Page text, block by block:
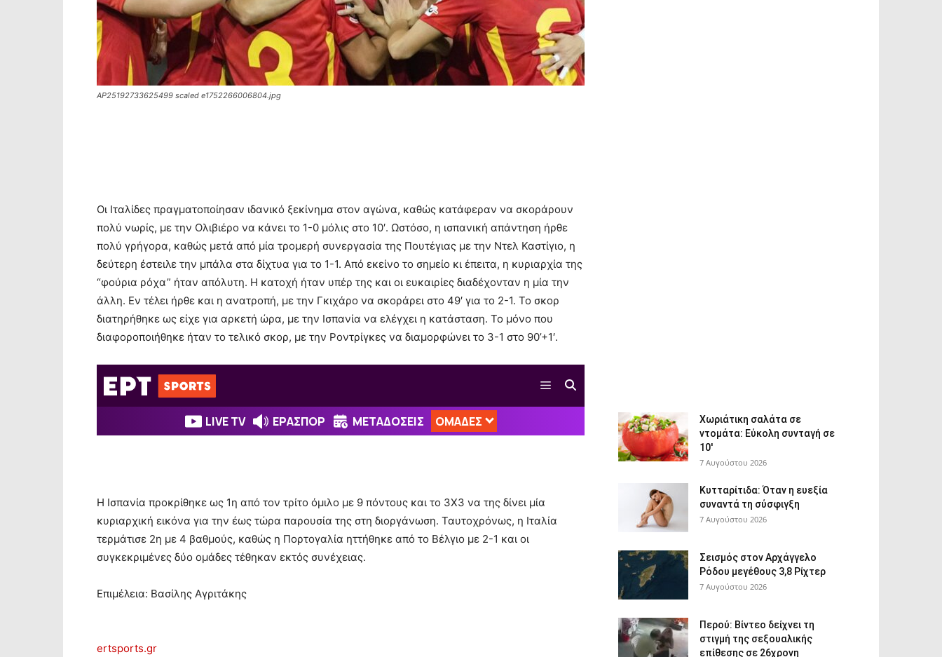
AP25192733625499 scaled e1752266006804.jpg
Οι Ιταλίδες πραγματοποίησαν ιδανικό ξεκίνημα στον αγώνα, καθώς κατάφεραν να σκοράρουν
πολύ νωρίς, με την Ολιβιέρο να κάνει το 1-0 μόλις στο 10′. Ωστόσο, η ισπανική απάντηση ήρθε
πολύ γρήγορα, καθώς μετά από μία τρομερή συνεργασία της Πουτέγιας με την Ντελ Καστίγιο, η
δεύτερη έστειλε την μπάλα στα δίχτυα για το 1-1. Από εκείνο το σημείο κι έπειτα, η κυριαρχία της
“φούρια ρόχα” ήταν απόλυτη. Η κατοχή ήταν υπέρ της και οι ευκαιρίες διαδέχονταν η μία την
άλλη. Εν τέλει ήρθε και η ανατροπή, με την Γκιχάρο να σκοράρει στο 49′ για το 2-1. Το σκορ
διατηρήθηκε ως είχε για αρκετή ώρα, με την Ισπανία να ελέγχει η κατάσταση. Το μόνο που
διαφοροποιήθηκε ήταν το τελικό σκορ, με την Ροντρίγκες να διαμορφώνει το 3-1 στο 90’+1′.
Η Ισπανία προκρίθηκε ως 1η από τον τρίτο όμιλο με 9 πόντους και το 3Χ3 να της δίνει μία
κυριαρχική εικόνα για την έως τώρα παρουσία της στη διοργάνωση. Ταυτοχρόνως, η Ιταλία
τερμάτισε 2η με 4 βαθμούς, καθώς η Πορτογαλία ηττήθηκε από το Βέλγιο με 2-1 και οι
συγκεκριμένες δύο ομάδες τέθηκαν εκτός συνέχειας.
Επιμέλεια: Βασίλης Αγριτάκης
ertsports.gr
Χωριάτικη σαλάτα σε
ντομάτα: Εύκολη συνταγή σε
10′
7 Αυγούστου 2026
Κυτταρίτιδα: Όταν η ευεξία
συναντά τη σύσφιγξη
7 Αυγούστου 2026
Σεισμός στον Αρχάγγελο
Ρόδου μεγέθους 3,8 Ρίχτερ
7 Αυγούστου 2026
Περού: Βίντεο δείχνει τη
στιγμή της σεξουαλικής
επίθεσης σε 26χρονη